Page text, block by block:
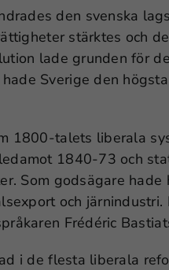
den svenska
stärktes och
lade grunden för
Sverige den
1800-talets liberala
1840-73 och
Som godsägare
och
Frédéric
i de flesta liberala